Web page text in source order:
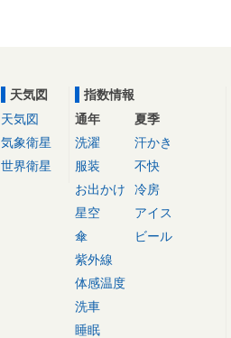
天気図
天気図
気象衛星
世界衛星
指数情報
通年
洗濯
服装
お出かけ
星空
傘
紫外線
体感温度
洗車
睡眠
夏季
汗かき
不快
冷房
アイス
ビール